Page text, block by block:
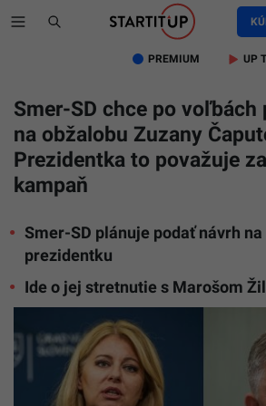
PREMIUM UP
Smer-SD chce po voľbách
na obžalobu Zuzany
Prezidentka to považuje
kampaň
Smer-SD plánuje podať návrh
prezidentku
Ide o jej stretnutie s Marošom